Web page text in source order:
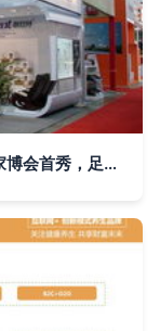
享受生活，从足开始 朗欣特足浴盆新品家博会首秀，足浴服务升级登场